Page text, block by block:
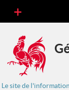
Le site de